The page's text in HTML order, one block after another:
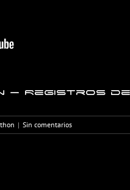
– Registros de
| Sin comentarios